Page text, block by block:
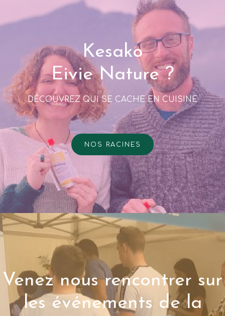
Kesako
Eivie Nature ?
DÉCOUVREZ QUI SE CACHE EN CUISINE
NOS RACINES
Venez nous rencontrer sur
les événements de la